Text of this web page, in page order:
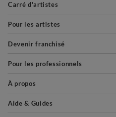
Carré d'artistes
Pour les artistes
Devenir franchisé
Pour les professionnels
À propos
Aide & Guides